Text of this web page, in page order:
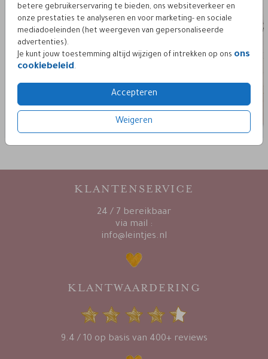
betere gebruikerservaring te bieden, ons websiteverkeer en
onze prestaties te analyseren en voor marketing- en sociale
mediadoeleinden (het weergeven van gepersonaliseerde
advertenties).
Je kunt jouw toestemming altijd wijzigen of intrekken op ons ons
cookiebeleid.
Accepteren
Weigeren
look. Mocht je er niet uitkomen, neem dan gerustcontact
op.
KLANTENSERVICE
24 / 7 bereikbaar
via mail :
info@leintjes.nl
KLANTWAARDERING
9.4 / 10 op basis van 400+ reviews